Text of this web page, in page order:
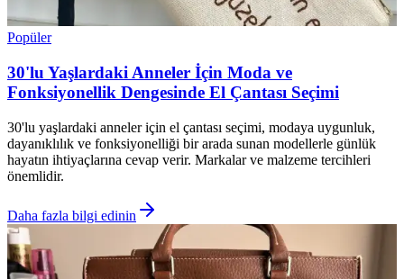
Popüler
30'lu Yaşlardaki Anneler İçin Moda ve
Fonksiyonellik Dengesinde El Çantası Seçimi
30'lu yaşlardaki anneler için el çantası seçimi, modaya uygunluk,
dayanıklılık ve fonksiyonelliği bir arada sunan modellerle günlük
hayatın ihtiyaçlarına cevap verir. Markalar ve malzeme tercihleri
önemlidir.
Daha fazla bilgi edinin